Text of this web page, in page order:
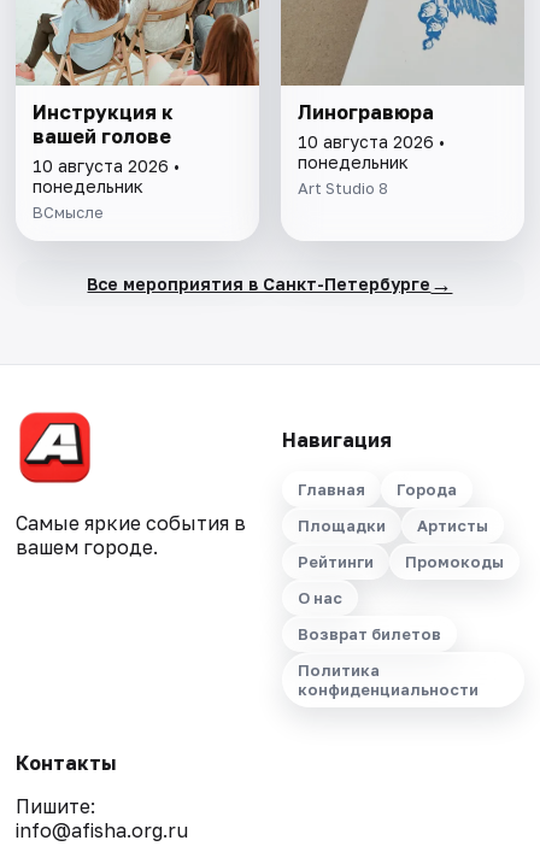
Инструкция к
вашей голове
10 августа 2026 •
понедельник
ВСмысле
Линогравюра
10 августа 2026 •
понедельник
Art Studio 8
Все мероприятия в Санкт-Петербурге →
Самые яркие события в
вашем городе.
Навигация
Главная
Города
Площадки
Артисты
Рейтинги
Промокоды
О нас
Возврат билетов
Политика
конфиденциальности
Контакты
Пишите:
info@afisha.org.ru